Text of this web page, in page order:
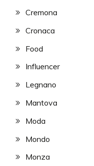
Cremona
Cronaca
Food
Influencer
Legnano
Mantova
Moda
Mondo
Monza